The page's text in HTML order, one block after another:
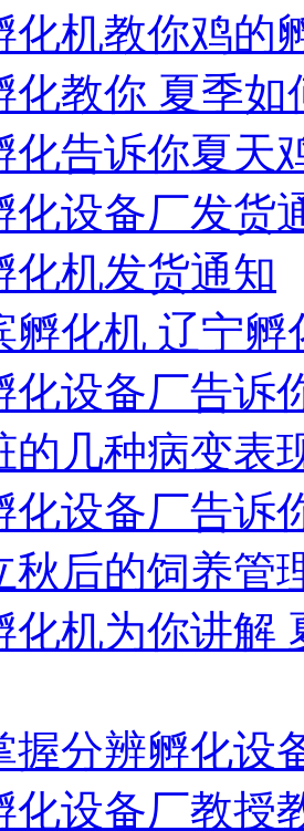
化机教你鸡的
化教你 夏季如
化告诉你夏天
化设备厂发货
化机发货通知
孵化机 辽宁孵
化设备厂告诉
的几种病变表
化设备厂告诉
秋后的饲养管
化机为你讲解
握分辨孵化设
化设备厂教授